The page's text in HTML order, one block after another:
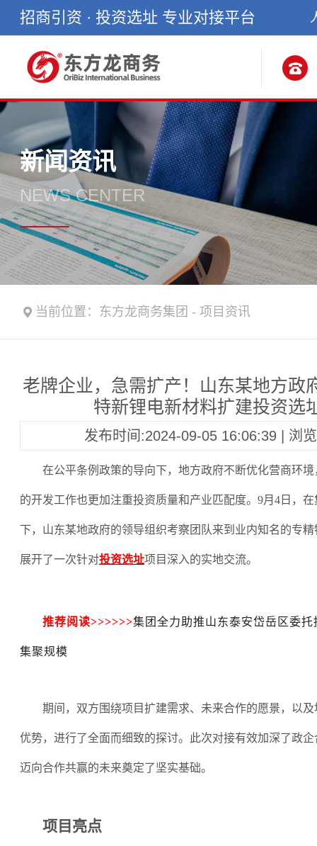
招商引资 · 投资选址 专业对接平台
新闻资讯
NEWS CENTER
当前位置： 东方龙商务集团 - 项目资讯
老牌企业，急需扩产！山东某地方政
特新锂电新材料扩建投资选
发布时间:2024-09-05 16:06:39 | 浏
在公平条例政策的导向下，地方政府不断优化营商环境
的开发工作也更加注重投资质量和产业匹配度。 9月4日，
下，山东某地政府的领导组织考察团队来到业内知名的专
展开了一次针对投资选址项目深入的实地交流。
推荐阅读>>>>>>集团全力助推山东泰安岱岳区委
集聚规模
期间，双方围绕项目扩建需求、未来合作的愿景，以及
优势，进行了全面而细致的探讨。此次对接有效加深了政
迈向合作共赢的未来奠定了坚实基础。
项目亮点